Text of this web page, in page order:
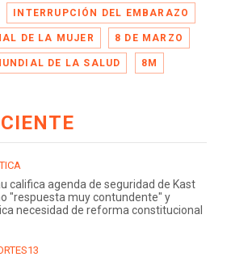
INTERRUPCIÓN DEL EMBARAZO
DE LA MUJER 8 DE MARZO
DE LA SALUD 8M
califica agenda de seguridad de Kast
"respuesta muy contundente" y
necesidad de reforma constitucional